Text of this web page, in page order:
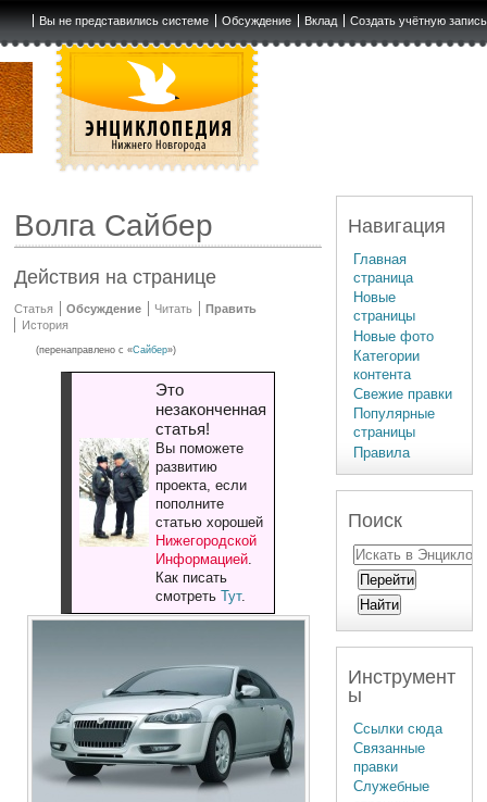
Вы не представились системе Обсуждение Вклад Создать учётную запись
Волга Сайбер
Действия на странице
Статья Обсуждение Читать
Править
История
(перенаправлено с «Сайбер»)
Это
незаконченная
статья!
Вы поможете
развитию
проекта, если
пополните
статью хорошей
Нижегородской
Информацией.
Как писать
смотреть Тут.
Навигация
Главная
страница
Новые
страницы
Новые фото
Категории
контента
Свежие правки
Популярные
страницы
Правила
Поиск
Инструмент
ы
Ссылки сюда
Связанные
правки
Служебные